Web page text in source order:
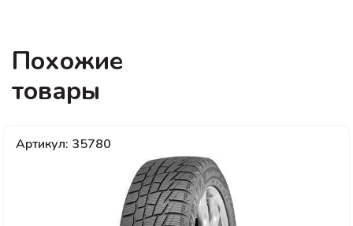
Похожие
товары
Артикул: 35780